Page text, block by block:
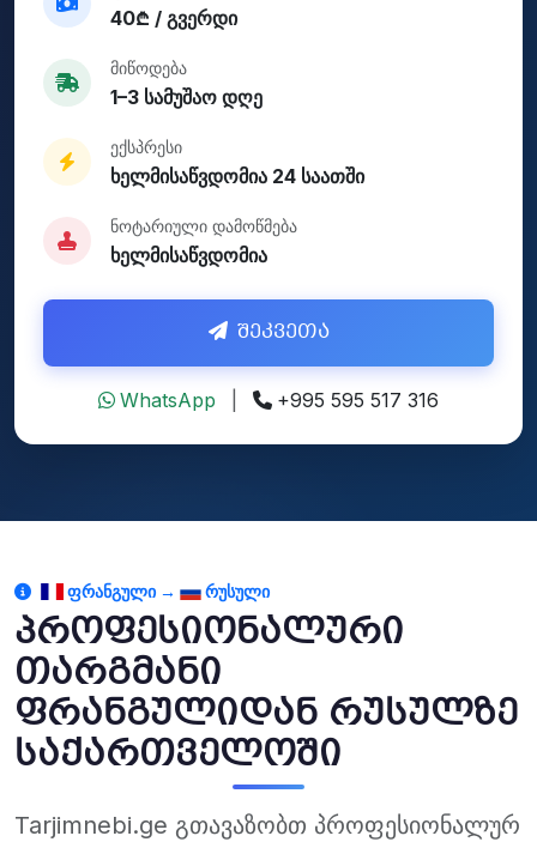
40₾ / გვერდი
მიწოდება
1–3 სამუშაო დღე
ექსპრესი
ხელმისაწვდომია 24 საათში
ნოტარიული დამოწმება
ხელმისაწვდომია
შეკვეთა
WhatsApp +995 595 517 316
ᲤᲠᲐᲜᲒᲣᲚᲘ → ᲠᲣᲡᲣᲚᲘ
პროფესიონალური
თარგმანი
ფრანგულიდან რუსულზე
საქართველოში
Tarjimnebi.ge გთავაზობთ პროფესიონალურ